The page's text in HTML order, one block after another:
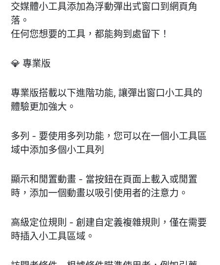
交媒體小工具添加為浮動彈出式窗口到網頁角
落。
任何您想要的工具，都能夠到處留下！
💎 專業版
專業版搭載以下進階功能, 讓彈出窗口小工具的
體驗更加強大。
多列 - 要使用多列功能，您可以在一個小工具區
域中添加多個小工具列
顯示和閒置動畫 - 當按鈕在頁面上載入或閒置
時，添加一個動畫以吸引使用者的注意力。
高級定位規則 - 創建自定義複雜規則，僅在需要
時插入小工具區域。